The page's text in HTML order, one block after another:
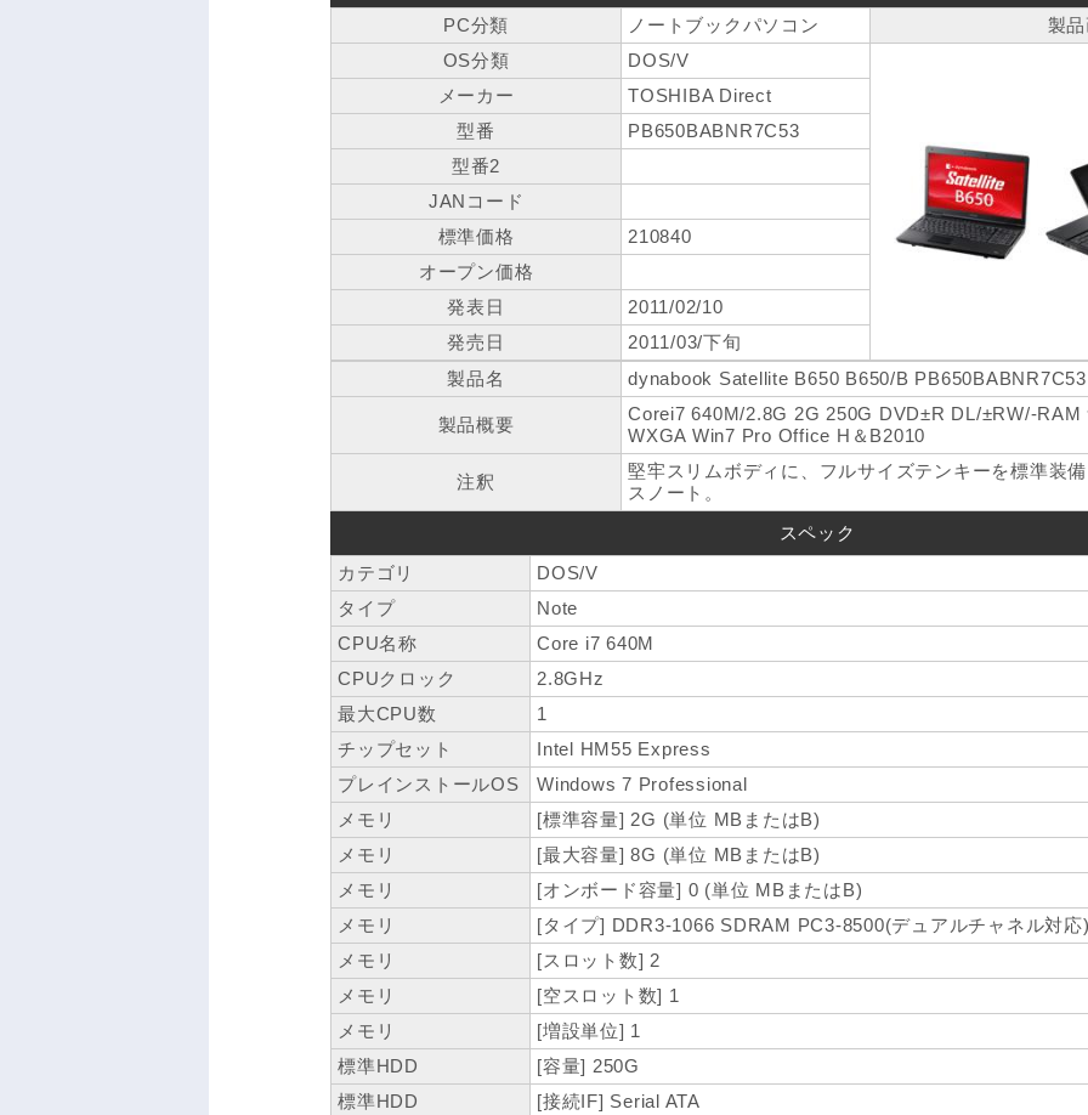
PC分類
ノートブックパソコン
製
OS分類
DOS/V
メーカー
TOSHIBA Direct
型番
PB650BABNR7C53
型番2
JANコード
標準価格
210840
オープン価格
発表日
2011/02/10
発売日
2011/03/下旬
製品名
dynabook Satellite B650 B650/B PB650BABNR7C53
製品概要
Corei7 640M/2.8G 2G 250G DVD±R DL/±RW/-RAM
WXGA Win7 Pro Office H＆B2010
注釈
堅牢スリムボディに、フルサイズテンキーを標準装
スノート。
スペック
カテゴリ
DOS/V
タイプ
Note
CPU名称
Core i7 640M
CPUクロック
2.8GHz
最大CPU数
1
チップセット
Intel HM55 Express
プレインストールOS
Windows 7 Professional
メモリ
[標準容量] 2G (単位 MBまたはB)
メモリ
[最大容量] 8G (単位 MBまたはB)
メモリ
[オンボード容量] 0 (単位 MBまたはB)
メモリ
[タイプ] DDR3-1066 SDRAM PC3-8500(デュアルチャネル対応
メモリ
[スロット数] 2
メモリ
[空スロット数] 1
メモリ
[増設単位] 1
標準HDD
[容量] 250G
標準HDD
[接続IF] Serial ATA